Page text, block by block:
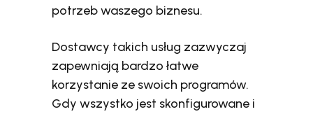
potrzeb waszego biznesu.
Dostawcy takich usług zazwyczaj
zapewniają bardzo łatwe
korzystanie ze swoich programów.
Gdy wszystko jest skonfigurowane i